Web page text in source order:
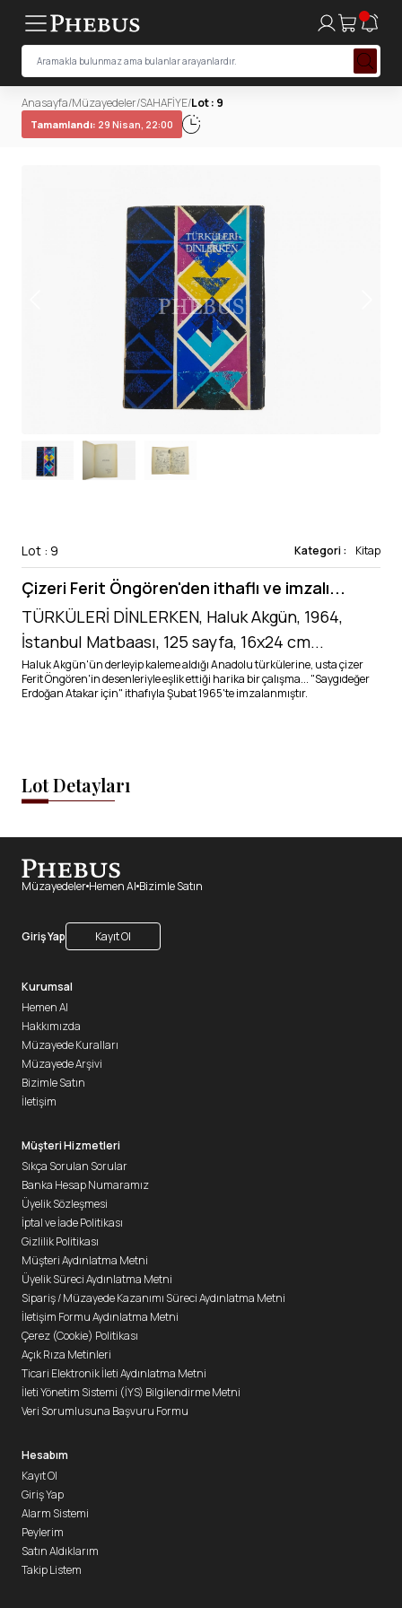
Anasayfa/Müzayedeler/SAHAFİYE/Lot : 9
Tamamlandı: 29 Nisan, 22:00
Lot : 9 Kategori : Kitap
Çizeri Ferit Öngören'den ithaflı ve imzalı...
TÜRKÜLERİ DİNLERKEN, Haluk Akgün, 1964,
İstanbul Matbaası, 125 sayfa, 16x24 cm...
Haluk Akgün'ün derleyip kaleme aldığı Anadolu türkülerine, usta çizer
Ferit Öngören'in desenleriyle eşlik ettiği harika bir çalışma... "Saygıdeğer
Erdoğan Atakar için" ithafıyla Şubat 1965'te imzalanmıştır.
Lot Detayları
Müzayedeler Hemen Al Bizimle Satın
Giriş Yap Kayıt Ol
Kurumsal
Hemen Al
Hakkımızda
Müzayede Kuralları
Müzayede Arşivi
Bizimle Satın
İletişim
Müşteri Hizmetleri
Sıkça Sorulan Sorular
Banka Hesap Numaramız
Üyelik Sözleşmesi
İptal ve İade Politikası
Gizlilik Politikası
Müşteri Aydınlatma Metni
Üyelik Süreci Aydınlatma Metni
Sipariş / Müzayede Kazanımı Süreci Aydınlatma Metni
İletişim Formu Aydınlatma Metni
Çerez (Cookie) Politikası
Açık Rıza Metinleri
Ticari Elektronik İleti Aydınlatma Metni
İleti Yönetim Sistemi (İYS) Bilgilendirme Metni
Veri Sorumlusuna Başvuru Formu
Hesabım
Kayıt Ol
Giriş Yap
Alarm Sistemi
Peylerim
Satın Aldıklarım
Takip Listem